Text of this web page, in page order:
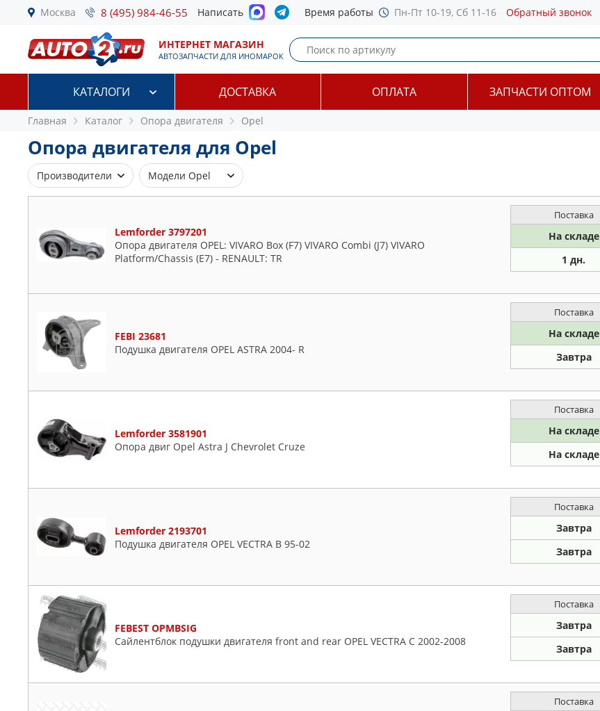
Москва 8 (495) 984-46-55 Написать Время работы Пн-Пт 10-19, Сб 11-16 Обратный звонок
ИНТЕРНЕТ МАГАЗИН
АВТОЗАПЧАСТИ ДЛЯ ИНОМАРОК
КАТАЛОГИ ДОСТАВКА ОПЛАТА ЗАПЧАСТИ ОПТОМ
Главная Каталог Опора двигателя Opel
Опора двигателя для Opel
Производители
BIRTH
CORTECO
FEBEST
FENOX
JP GROUP
LEMFORDER
LYNXAUTO
MALO
METALCAUCHO
MEYLE
QUATTRO FRENI
RUVILLE
Модели Opel
Adam
Antara
Astra
Cascada
Corsa
Insignia
Meriva
Omega
Signum
Lemforder 3797201
Опора двигателя OPEL: VIVARO Box (F7) VIVARO Combi (J7) VIVARO
Platform/Chassis (E7) - RENAULT: TR
Поставка
На складе
1 дн.
FEBI 23681
Подушка двигателя OPEL ASTRA 2004- R
Поставка
На складе
Завтра
Lemforder 3581901
Опора двиг Opel Astra J Chevrolet Cruze
Поставка
На складе
На складе
Lemforder 2193701
Подушка двигателя OPEL VECTRA B 95-02
Поставка
Завтра
Завтра
FEBEST OPMBSIG
Сайлентблок подушки двигателя front and rear OPEL VECTRA C 2002-2008
Поставка
Завтра
Завтра
Поставка